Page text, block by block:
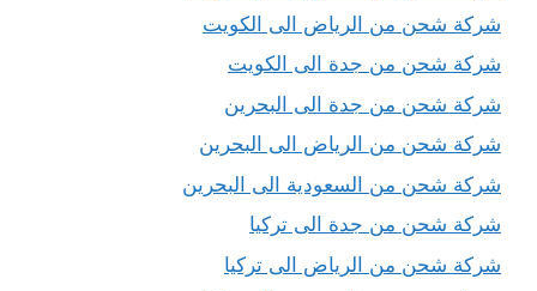
شركة شحن من الرياض الى الكويت
شركة شحن من جدة الى الكويت
شركة شحن من جدة الى البحرين
شركة شحن من الرياض الى البحرين
شركة شحن من السعودية الى البحرين
شركة شحن من جدة الى تركيا
شركة شحن من الرياض الى تركيا